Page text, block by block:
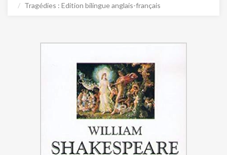
Tragédies : Edition bilingue anglais-français